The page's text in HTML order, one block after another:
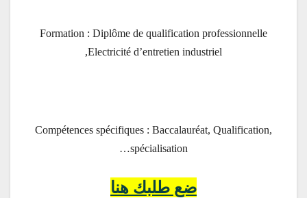
Formation : Diplôme de qualification professionnelle
,Electricité d’entretien industriel
Compétences spécifiques : Baccalauréat, Qualification,
spécialisation…
ضع طلبك هنا